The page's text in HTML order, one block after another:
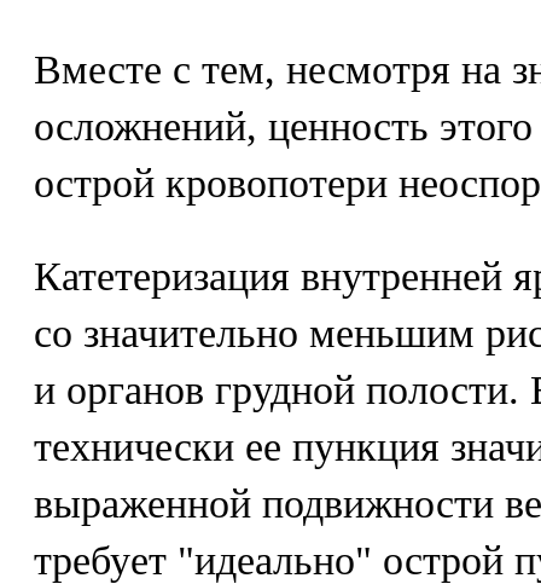
Вместе с тем, несмотря на
осложнений, ценность
острой кровопотери
Катетеризация внутренней
со значительно меньшим
и органов грудной
технически ее пункция
выраженной подвижности
требует "идеально" острой